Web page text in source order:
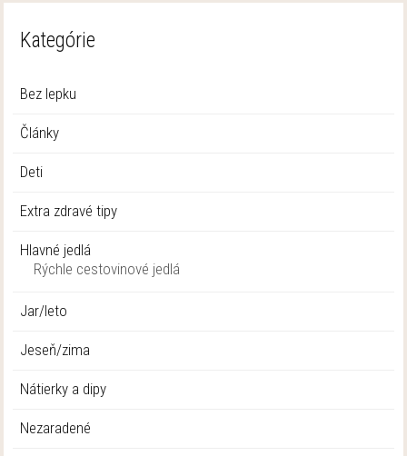
Kategórie
Bez lepku
Články
Deti
Extra zdravé tipy
Hlavné jedlá
Rýchle cestovinové jedlá
Jar/leto
Jeseň/zima
Nátierky a dipy
Nezaradené